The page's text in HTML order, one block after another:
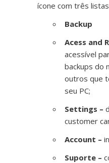
ícone com três
Backup
Acess and
acessível
backups do
outros que
seu PC;
Settings –
customer
Account –
Suporte –